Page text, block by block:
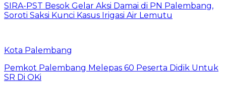
SIRA-PST Besok Gelar Aksi Damai di PN Palembang,
Soroti Saksi Kunci Kasus Irigasi Air Lemutu
Kota Palembang
Pemkot Palembang Melepas 60 Peserta Didik Untuk
SR Di OKi